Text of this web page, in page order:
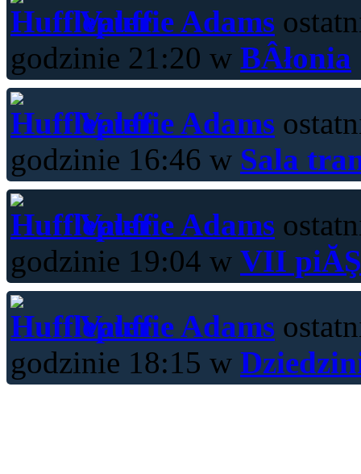
Valerie Adams
godzinie 21:20 w BÂłonia
Valerie Adams
godzinie 16:46 w Sala
Valerie Adams
godzinie 19:04 w VII
Valerie Adams
godzinie 18:15 w